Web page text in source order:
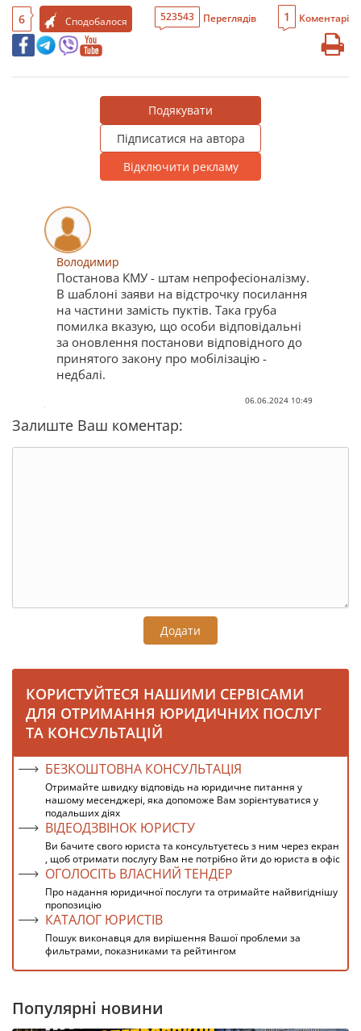
6 Сподобалося 523543 Переглядів 1 Коментарі
Подякувати
Підписатися на автора
Відключити рекламу
Володимир
Постанова КМУ - штам непрофесіоналізму.
В шаблоні заяви на відстрочку посилання
на частини замість пуктів. Така груба
помилка вказую, що особи відповідальні
за оновлення постанови відповідного до
принятого закону про мобілізацію -
недбалі.
06.06.2024 10:49
Залиште Ваш коментар:
Додати
КОРИСТУЙТЕСЯ НАШИМИ СЕРВІСАМИ
ДЛЯ ОТРИМАННЯ ЮРИДИЧНИХ ПОСЛУГ
ТА КОНСУЛЬТАЦІЙ
БЕЗКОШТОВНА КОНСУЛЬТАЦІЯ
Отримайте швидку відповідь на юридичне питання у
нашому месенджері, яка допоможе Вам зорієнтуватися у
подальших діях
ВІДЕОДЗВІНОК ЮРИСТУ
Ви бачите свого юриста та консультуєтесь з ним через екран
, щоб отримати послугу Вам не потрібно йти до юриста в офіс
ОГОЛОСІТЬ ВЛАСНИЙ ТЕНДЕР
Про надання юридичної послуги та отримайте найвигіднішу
пропозицію
КАТАЛОГ ЮРИСТІВ
Пошук виконавця для вирішення Вашої проблеми за
фильтрами, показниками та рейтингом
Популярні новини